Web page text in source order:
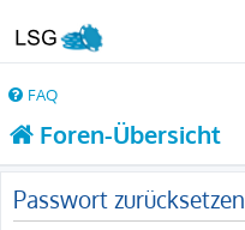
FAQ
Foren-Übersicht
Passwort zurücksetzen